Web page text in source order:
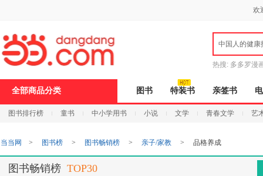
欢
中国人的健康
热搜: 多多罗漫
全部商品分类 图书 特装书 亲签书
图书排行榜 童书 中小学用书 小说 文学 青春文学 艺
打
开
无
障
页
加
当当网 > 图书榜 > 图书畅销榜 > 亲子/家教 > 品格养成
图书畅销榜 TOP30